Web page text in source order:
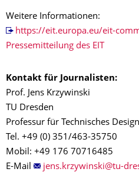
Weitere Informationen:
https://eit.europa.eu/eit-
Pressemitteilung des EIT
Kontakt für Journalisten:
Prof. Jens Krzywinski
TU Dresden
Professur für Technisches Design
Tel. +49 (0) 351/463-35750
Mobil: +49 176 70716485
E-Mail